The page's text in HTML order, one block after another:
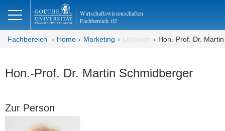
Wirtschaftswissenschaften
Fachbereich 02
Fachbereich Home Marketing Lektoren Hon.-Prof. Dr.
Hon.-Prof. Dr. Martin Schmidberger
Zur Person